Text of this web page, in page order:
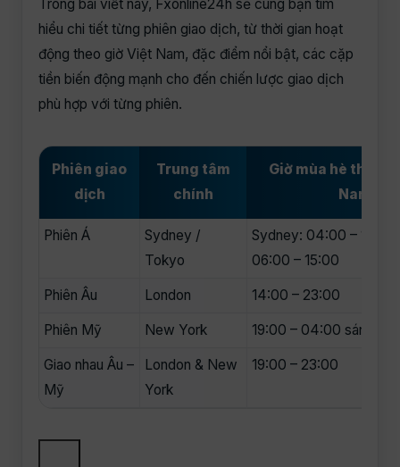
Trong bài viết này, Fxonline24h sẽ cùng bạn tìm
hiểu chi tiết từng phiên giao dịch, từ thời gian hoạt
động theo giờ Việt Nam, đặc điểm nổi bật, các cặp
tiền biến động mạnh cho đến chiến lược giao dịch
phù hợp với từng phiên.
Phiên giao
dịch
Trung tâm
chính
Giờ mùa hè theo
Nam
Phiên Á
Sydney /
Tokyo
Sydney: 04:00 –
06:00 – 15:00
Phiên Âu London 14:00 – 23:00
Phiên Mỹ New York 19:00 – 04:00 sáng
Giao nhau Âu –
Mỹ
London & New
York
19:00 – 23:00